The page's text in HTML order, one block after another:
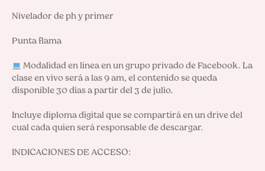
Nivelador de ph y primer
Punta flama
Modalidad en línea en un grupo privado de Facebook. La
clase en vivo será a las 9 am, el contenido se queda
disponible 30 días a partir del 3 de julio.
Incluye diploma digital que se compartirá en un drive del
cual cada quien será responsable de descargar.
INDICACIONES DE ACCESO: